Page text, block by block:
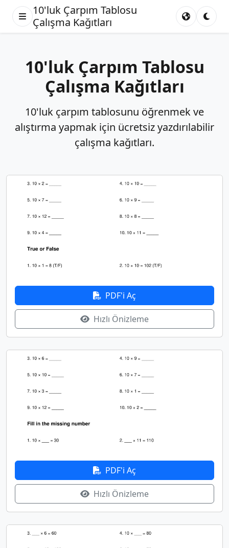
10'luk Çarpım Tablosu
Çalışma Kağıtları
10'luk Çarpım Tablosu
Çalışma Kağıtları
10'luk çarpım tablosunu öğrenmek ve
alıştırma yapmak için ücretsiz yazdırılabilir
çalışma kağıtları.
PDF'i Aç
Hızlı Önizleme
PDF'i Aç
Hızlı Önizleme